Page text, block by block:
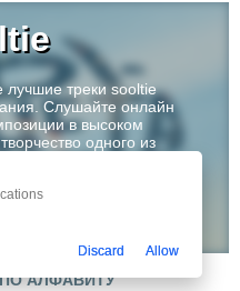
лучшие треки sooltie
Слушайте онлайн
в высоком
одного из
ПО АЛФАВИТУ
Discard Allow